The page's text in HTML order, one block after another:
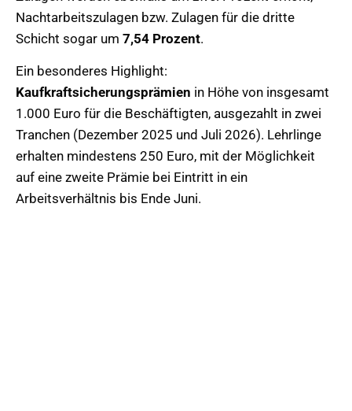
Nachtarbeitszulagen bzw. Zulagen für die dritte
Schicht sogar um 7,54 Prozent.
Ein besonderes Highlight:
Kaufkraftsicherungsprämien in Höhe von insgesamt
1.000 Euro für die Beschäftigten, ausgezahlt in zwei
Tranchen (Dezember 2025 und Juli 2026). Lehrlinge
erhalten mindestens 250 Euro, mit der Möglichkeit
auf eine zweite Prämie bei Eintritt in ein
Arbeitsverhältnis bis Ende Juni.